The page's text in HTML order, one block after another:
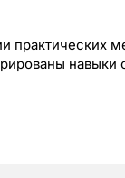
практических
навыки